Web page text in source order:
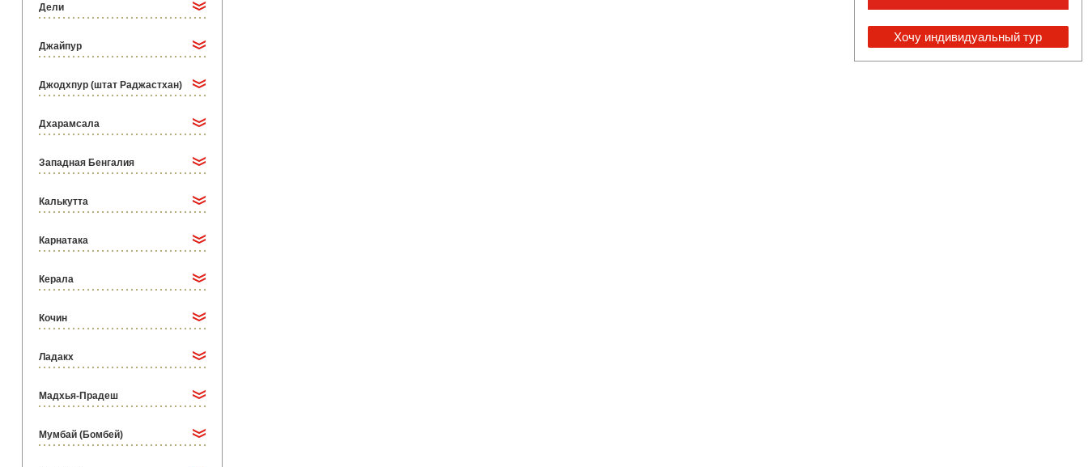
Дели
Джайпур
Джодхпур (штат Раджастхан)
Дхарамсала
Западная Бенгалия
Калькутта
Карнатака
Керала
Кочин
Ладакх
Мадхья-Прадеш
Мумбай (Бомбей)
Хочу индивидуальный тур